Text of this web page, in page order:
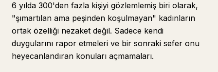
6 yılda 300'den fazla kişiyi gözlemlemiş biri olarak,
"şımartılan ama peşinden koşulmayan" kadınların
ortak özelliği nezaket değil. Sadece kendi
duygularını rapor etmeleri ve bir sonraki sefer onu
heyecanlandıran konuları açmamaları.